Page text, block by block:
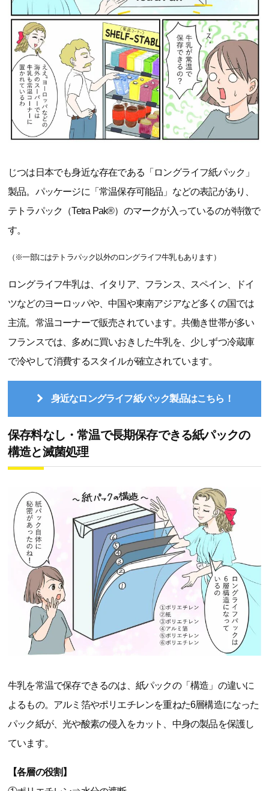
じつは日本でも身近な存在である「ロングライフ紙パック」
製品。パッケージに「常温保存可能品」などの表記があり、
テトラパック（Tetra Pak®）のマークが入っているのが特徴で
す。
（※一部にはテトラパック以外のロングライフ牛乳もあります）
ロングライフ牛乳は、イタリア、フランス、スペイン、ドイ
ツなどのヨーロッパや、中国や東南アジアなど多くの国では
主流。常温コーナーで販売されています。共働き世帯が多い
フランスでは、多めに買いおきした牛乳を、少しずつ冷蔵庫
で冷やして消費するスタイルが確立されています。
身近なロングライフ紙パック製品はこちら！
保存料なし・常温で長期保存できる紙パックの
構造と滅菌処理
牛乳を常温で保存できるのは、紙パックの「構造」の違いに
よるもの。アルミ箔やポリエチレンを重ねた6層構造になった
パック紙が、光や酸素の侵入をカット、中身の製品を保護し
ています。
【各層の役割】